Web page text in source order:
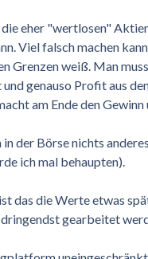
eher "wertlosen"
Viel falsch machen
Grenzen weiß. Man
genauso Profit aus
am Ende den
der Börse nichts
ich mal behaupten).
das die Werte etwas
gearbeitet